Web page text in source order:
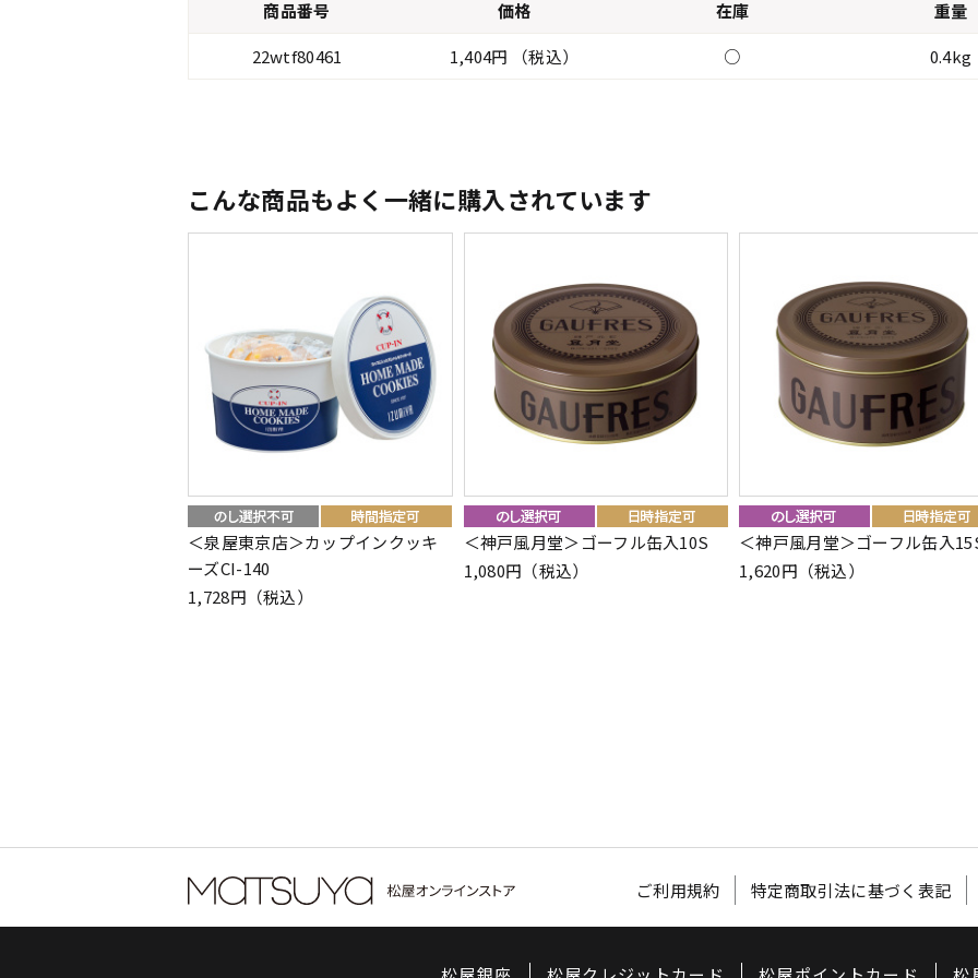
商品番号 価格 在庫
重量
22wtf80461
1,404円 （税込） ○ 0.4kg
こんな商品もよく一緒に購入されています
＜泉屋東京店＞カップインクッキ
ーズCI-140
1,728円（税込）
＜神戸風月堂＞ゴーフル缶入10S
1,080円（税込）
＜神戸風月堂＞ゴーフル缶入
1,620円（税込）
ご利用規約 特定商取引法に基づく表記